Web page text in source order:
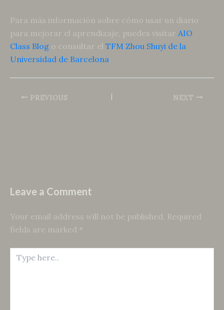
Para más información sobre cómo usar un diario
para mejorar el aprendizaje, puedes visitar AIO
Class Blog o consultar el TFM Zhou Shuyi de la
Universidad de Barcelona.
PREVIOUS NEXT
Leave a Comment
Your email address will not be published. Required
fields are marked *
here..